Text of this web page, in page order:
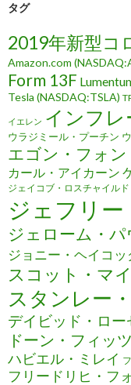
タグ
2019年新型コ
Amazon.com
Form 13F
Tesla (NASDAQ:TSLA)
イエレン インフレ
ウラジミール・プーチン
エゴン・フォ
カール・アイカーン
ジェイコブ・ロスチャイルド
ジェフリ
ジェローム・
ジョニー・ヘイコッ
スコット・マ
スタンレー
デイビッド・ロ
ドーン・フィッ
ハビエル・ミレイ
フリードリヒ・フ